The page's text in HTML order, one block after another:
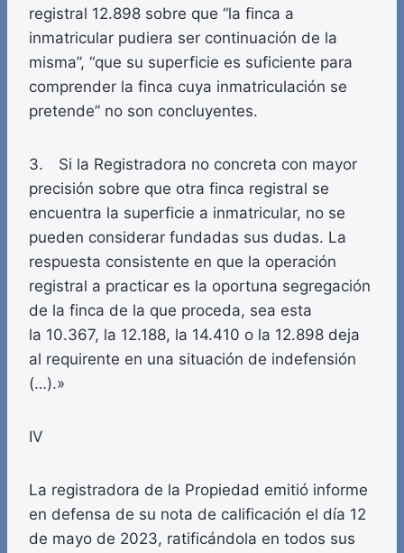
registral 12.898 sobre que “la finca a
inmatricular pudiera ser continuación de la
misma”, “que su superficie es suficiente para
comprender la finca cuya inmatriculación se
pretende” no son concluyentes.
3. Si la Registradora no concreta con mayor
precisión sobre que otra finca registral se
encuentra la superficie a inmatricular, no se
pueden considerar fundadas sus dudas. La
respuesta consistente en que la operación
registral a practicar es la oportuna segregación
de la finca de la que proceda, sea esta
la 10.367, la 12.188, la 14.410 o la 12.898 deja
al requirente en una situación de indefensión
(…).»
IV
La registradora de la Propiedad emitió informe
en defensa de su nota de calificación el día 12
de mayo de 2023, ratificándola en todos sus